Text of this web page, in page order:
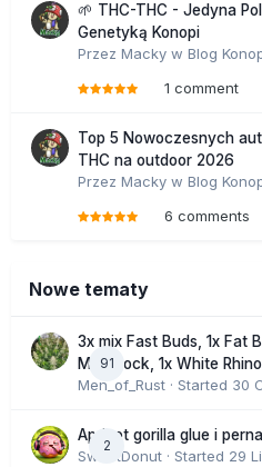
🌱 THC-THC - Jedyna
Genetyką Konopi
Przez Macky w Blog
1 comment
Top 5 Nowoczesnych
THC na outdoor 2026
Przez Macky w Blog
6 comments
Nowe tematy
91
3x mix Fast Buds, 1x Fat
Moonrock, 1x White
Men_of_Rust · Started 30
2
Apricot gorilla glue i
SweetDonut · Started 29